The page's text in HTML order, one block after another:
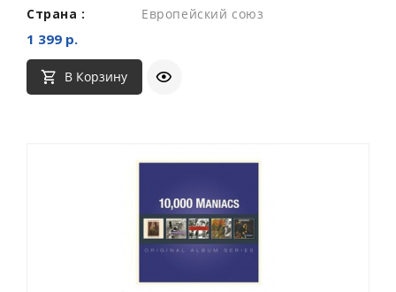
Страна :
Европейский союз
1 399 р.
В Корзину